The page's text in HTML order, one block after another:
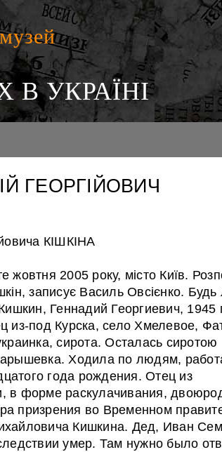
УКРАЇНІ
ГЕОРГІЙОВИЧ
КІШКІНА
2005 року, місто Київ.
записує Василь Овсієнко. Будь
Геннадий Георгиевич, 1945
из-под Курска, село Хмелевое,
сирота. Осталась сиротою
Ходила по людям,
года рождения. Отец из
в форме раскулачивания,
призрения во Временном
Кишкина. Дед, Иван
умер. Там нужно было